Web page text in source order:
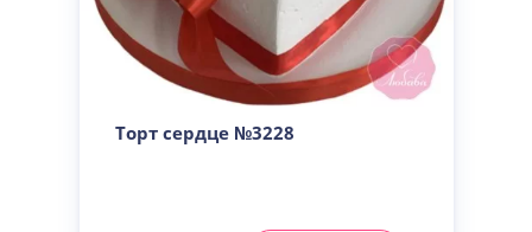
Торт сердце №3228